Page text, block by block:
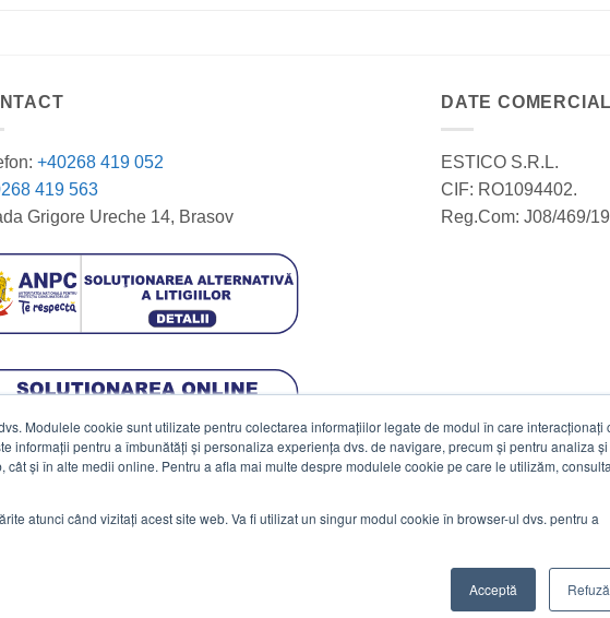
Modulele cookie sunt utilizate pentru colectarea informațiilor legate de modul în care interacționați
informații pentru a îmbunătăți și personaliza experiența dvs. de navigare, precum și pentru analiza
și în alte medii online. Pentru a afla mai multe despre modulele cookie pe care le utilizăm,
atunci când vizitați acest site web. Va fi utilizat un singur modul cookie în browser-ul dvs. pentru a
Acceptă Refuză
+40268 419 052
419 563
Grigore Ureche 14, Brasov
DATE
ESTICO S.R.L.
CIF: RO1094402.
Reg.Com: J08/469/